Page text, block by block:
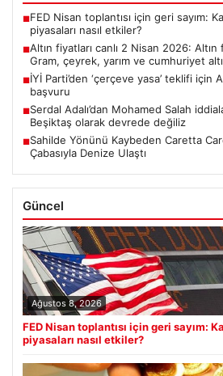
■FED Nisan toplantısı için geri sayım:
piyasaları nasıl etkiler?
■Altın fiyatları canlı 2 Nisan 2026:
Gram, çeyrek, yarım ve cumhuriyet
■İYİ Parti’den ‘çerçeve yasa’ teklifi için
başvuru
■Serdal Adalı’dan Mohamed Salah
Beşiktaş olarak devrede değiliz
■Sahilde Yönünü Kaybeden Caretta
Çabasıyla Denize Ulaştı
Güncel
Ağustos 8, 2026
FED Nisan toplantısı için geri sayım:
piyasaları nasıl etkiler?